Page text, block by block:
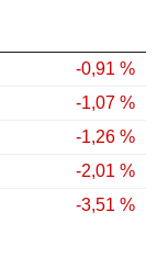
-0,91 %
-1,07 %
-1,26 %
-2,01 %
-3,51 %